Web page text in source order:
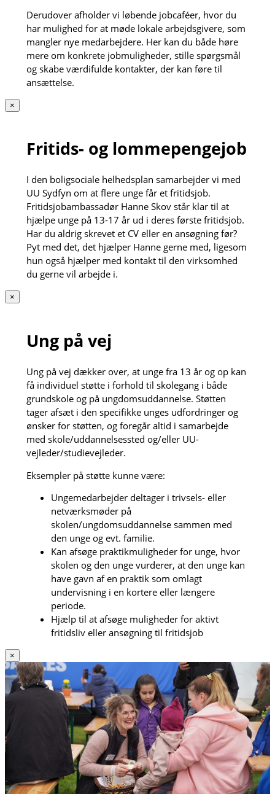
Derudover afholder vi løbende jobcaféer, hvor du
har mulighed for at møde lokale arbejdsgivere, som
mangler nye medarbejdere. Her kan du både høre
mere om konkrete jobmuligheder, stille spørgsmål
og skabe værdifulde kontakter, der kan føre til
ansættelse.
×
Fritids- og lommepengejob
I den boligsociale helhedsplan samarbejder vi med
UU Sydfyn om at flere unge får et fritidsjob.
Fritidsjobambassadør Hanne Skov står klar til at
hjælpe unge på 13-17 år ud i deres første fritidsjob.
Har du aldrig skrevet et CV eller en ansøgning før?
Pyt med det, det hjælper Hanne gerne med, ligesom
hun også hjælper med kontakt til den virksomhed
du gerne vil arbejde i.
×
Ung på vej
Ung på vej dækker over, at unge fra 13 år og op kan
få individuel støtte i forhold til skolegang i både
grundskole og på ungdomsuddannelse. Støtten
tager afsæt i den specifikke unges udfordringer og
ønsker for støtten, og foregår altid i samarbejde
med skole/uddannelsessted og/eller UU-
vejleder/studievejleder.
Eksempler på støtte kunne være:
Ungemedarbejder deltager i trivsels- eller
netværksmøder på
skolen/ungdomsuddannelse sammen med
den unge og evt. familie.
Kan afsøge praktikmuligheder for unge, hvor
skolen og den unge vurderer, at den unge kan
have gavn af en praktik som omlagt
undervisning i en kortere eller længere
periode.
Hjælp til at afsøge muligheder for aktivt
fritidsliv eller ansøgning til fritidsjob
×